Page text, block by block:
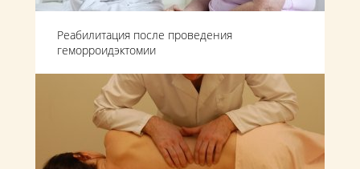
Реабилитация после проведения
геморроидэктомии